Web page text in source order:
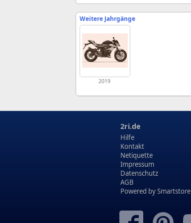
Weitere Jahrgänge
2019
2ri.de
Hilfe
Kontakt
Netiquette
Impressum
Datenschutz
AGB
Powered bySmartstore